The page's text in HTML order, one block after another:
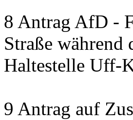
8 Antrag AfD -
Straße während
Haltestelle Uff-
9 Antrag auf